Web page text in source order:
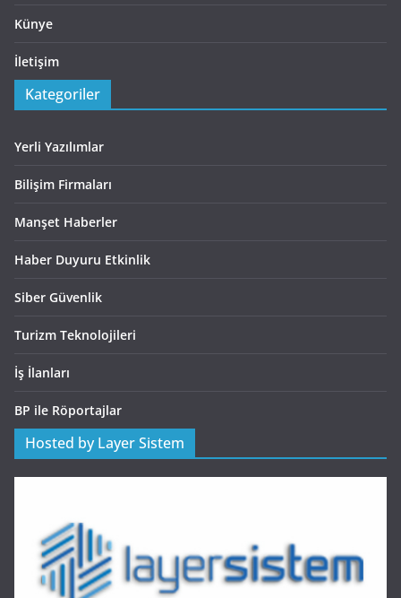
Künye
İletişim
Kategoriler
Yerli Yazılımlar
Bilişim Firmaları
Manşet Haberler
Haber Duyuru Etkinlik
Siber Güvenlik
Turizm Teknolojileri
İş İlanları
BP ile Röportajlar
Hosted by Layer Sistem